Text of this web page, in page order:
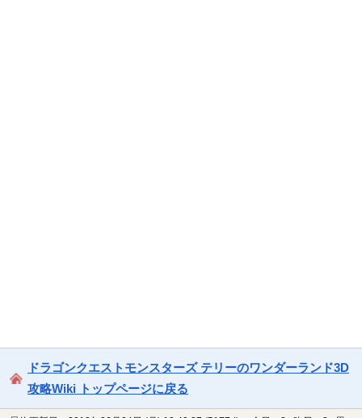
ドラゴンクエストモンスターズ テリーのワンダーランド3D
攻略Wiki トップページに戻る